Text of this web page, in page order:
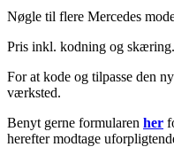
Nøgle til flere Mercedes
Pris inkl. kodning og skæring.
For at kode og tilpasse den
værksted.
Benyt gerne formularen her
herefter modtage